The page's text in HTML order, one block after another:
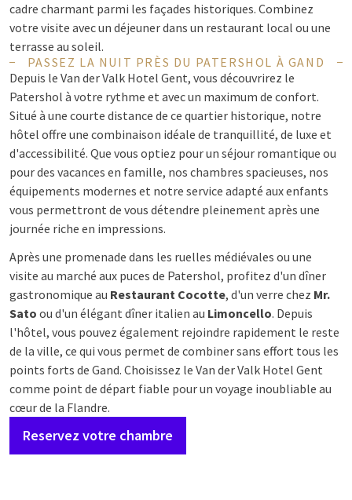
cadre charmant parmi les façades historiques. Combinez
votre visite avec un déjeuner dans un restaurant local ou une
terrasse au soleil.
PASSEZ LA NUIT PRÈS DU PATERSHOL À GAND
Depuis le Van der Valk Hotel Gent, vous découvrirez le
Patershol à votre rythme et avec un maximum de confort.
Situé à une courte distance de ce quartier historique, notre
hôtel offre une combinaison idéale de tranquillité, de luxe et
d'accessibilité. Que vous optiez pour un séjour romantique ou
pour des vacances en famille, nos chambres spacieuses, nos
équipements modernes et notre service adapté aux enfants
vous permettront de vous détendre pleinement après une
journée riche en impressions.
Après une promenade dans les ruelles médiévales ou une
visite au marché aux puces de Patershol, profitez d'un dîner
gastronomique au Restaurant Cocotte, d'un verre chez Mr.
Sato ou d'un élégant dîner italien au Limoncello. Depuis
l'hôtel, vous pouvez également rejoindre rapidement le reste
de la ville, ce qui vous permet de combiner sans effort tous les
points forts de Gand. Choisissez le Van der Valk Hotel Gent
comme point de départ fiable pour un voyage inoubliable au
cœur de la Flandre.
Reservez votre chambre